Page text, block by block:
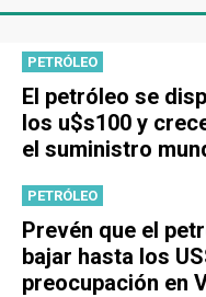
PETRÓLEO
El petróleo se
los u$s100 y
el suministro
PETRÓLEO
Prevén que el
bajar hasta los
preocupación en